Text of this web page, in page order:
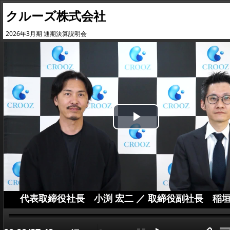
クルーズ株式会社
2026年3月期 通期決算説明会
Play
Video
代表取締役社長 小渕 宏二 ／ 取締役副社長 稲